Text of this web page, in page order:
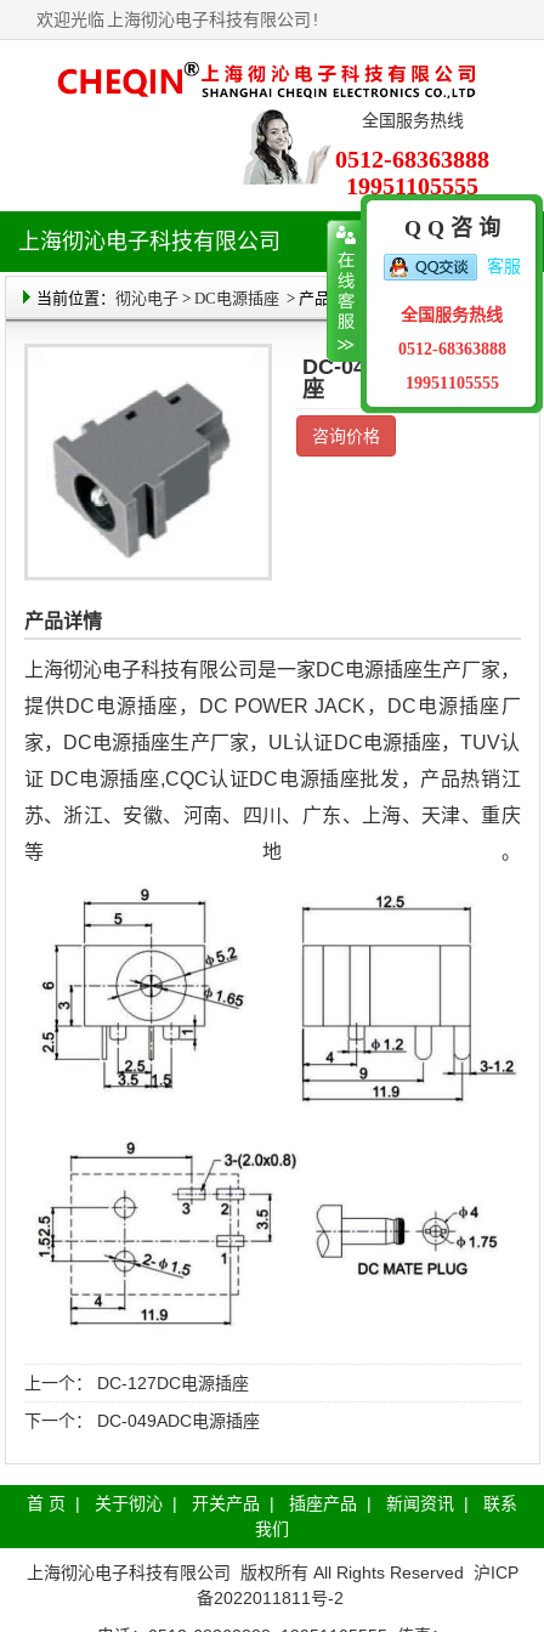
欢迎光临 上海彻沁电子科技有限公司 !
全国服务热线
0512-68363888
19951105555
航
单
上海彻沁电子科技有限公司
当前位置： 彻沁电子> DC电源插座 > 产品详情
DC-049DC电源插
座
咨询价格
产品详情
上海彻沁电子科技有限公司是一家DC电源插座生产厂家，
提供DC电源插座，DC POWER JACK，DC电源插座厂
家，DC电源插座生产厂家，UL认证DC电源插座，TUV认
证 DC电源插座,CQC认证DC电源插座批发，产品热销江
苏、浙江、安徽、河南、四川、广东、上海、天津、重庆
等地。
上一个：
DC-127DC电源插座
下一个：
DC-049ADC电源插座
首 页 | 关于彻沁 | 开关产品 | 插座产品 | 新闻资讯 | 联系
我们
上海彻沁电子科技有限公司 版权所有 All Rights Reserved 沪ICP
备2022011811号-2
Q Q 咨 询
客服
全国服务热线
0512-68363888
19951105555